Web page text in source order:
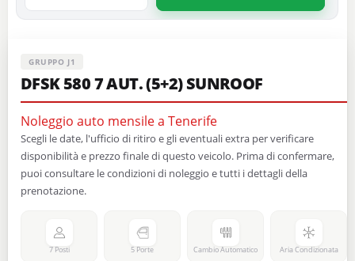
GRUPPO J1
DFSK 580 7 AUT. (5+2) SUNROOF
Noleggio auto mensile a Tenerife
Scegli le date, l'ufficio di ritiro e gli eventuali extra per verificare
disponibilità e prezzo finale di questo veicolo. Prima di confermare,
puoi consultare le condizioni di noleggio e tutti i dettagli della
prenotazione.
7 Posti 5 Porte Cambio Automatico Aria Condizionata